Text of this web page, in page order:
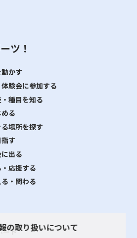
ツ！
かす
験会に参加する
種目を知る
る
場所を探す
す
出る
応援する
・関わる
ート
の取り扱いについて